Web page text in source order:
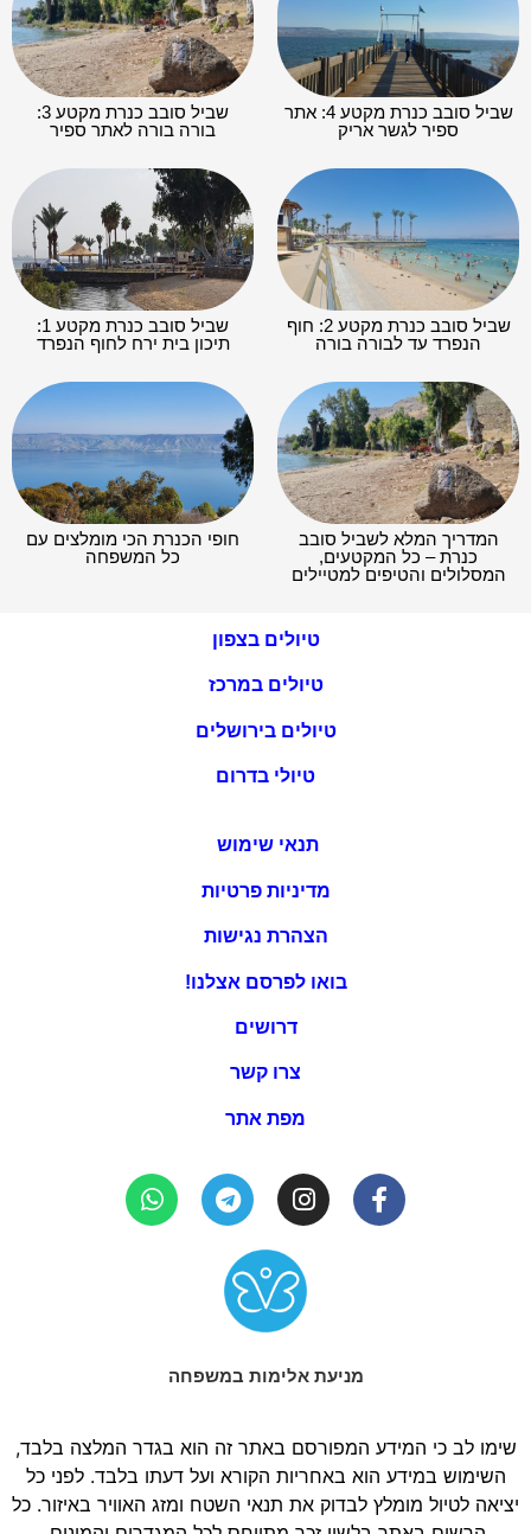
שביל סובב כנרת מקטע 4: אתר
ספיר לגשר אריק
שביל סובב כנרת מקטע 3:
בורה בורה לאתר ספיר
שביל סובב כנרת מקטע 2: חוף
הנפרד עד לבורה בורה
שביל סובב כנרת מקטע 1:
תיכון בית ירח לחוף הנפרד
המדריך המלא לשביל סובב
כנרת – כל המקטעים,
המסלולים והטיפים למטיילים
חופי הכנרת הכי מומלצים עם
כל המשפחה
טיולים בצפון
טיולים במרכז
טיולים בירושלים
טיולי בדרום
תנאי שימוש
מדיניות פרטיות
הצהרת נגישות
בואו לפרסם אצלנו!
דרושים
צרו קשר
מפת אתר
מניעת אלימות במשפחה
שימו לב כי המידע המפורסם באתר זה הוא בגדר המלצה בלבד,
השימוש במידע הוא באחריות הקורא ועל דעתו בלבד. לפני כל
יציאה לטיול מומלץ לבדוק את תנאי השטח ומזג האוויר באיזור. כל